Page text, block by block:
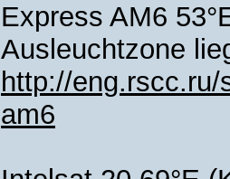
Express AM6
Ausleuchtzone
http://
am6